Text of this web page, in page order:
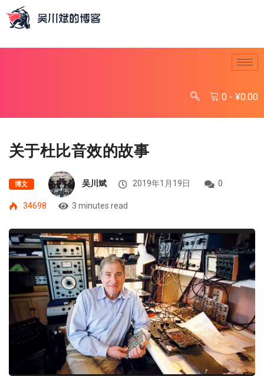
0 - ¥0.00
关于杜比音效的故事
博文 吴川斌 2019年1月19日 0
34698 3 minutes read